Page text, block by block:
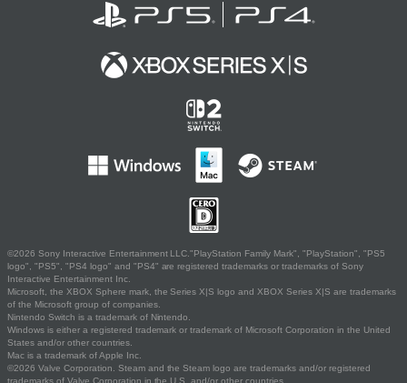
©2026 Sony Interactive Entertainment LLC."PlayStation Family Mark", "PlayStation", "PS5
logo", "PS5", "PS4 logo" and "PS4" are registered trademarks or trademarks of Sony
Interactive Entertainment Inc.
Microsoft, the XBOX Sphere mark, the Series X|S logo and XBOX Series X|S are trademarks
of the Microsoft group of companies.
Nintendo Switch is a trademark of Nintendo.
Windows is either a registered trademark or trademark of Microsoft Corporation in the United
States and/or other countries.
Mac is a trademark of Apple Inc.
©2026 Valve Corporation. Steam and the Steam logo are trademarks and/or registered
trademarks of Valve Corporation in the U.S. and/or other countries.